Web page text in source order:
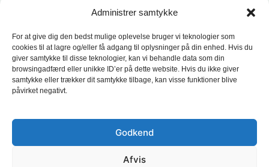
Administrer samtykke
For at give dig den bedst mulige oplevelse bruger vi teknologier som
cookies til at lagre og/eller få adgang til oplysninger på din enhed. Hvis du
giver samtykke til disse teknologier, kan vi behandle data som din
browsingadfærd eller unikke ID’er på dette website. Hvis du ikke giver
samtykke eller trækker dit samtykke tilbage, kan visse funktioner blive
påvirket negativt.
Godkend
Afvis
Populære opgaver
Facaderenovering
Terrasse